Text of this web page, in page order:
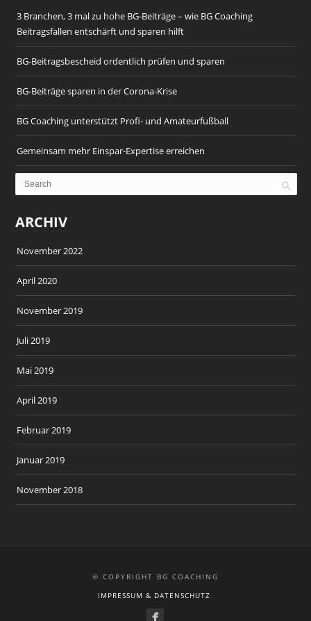
3 Branchen, 3 mal zu hohe BG-Beiträge – wie BG Coaching
Beitragsfallen entschärft und sparen hilft
BG-Beitragsbescheid ordentlich prüfen und sparen
BG-Beiträge sparen in der Corona-Krise
BG Coaching unterstützt Profi- und Amateurfußball
Gemeinsam mehr Einspar-Expertise erreichen
ARCHIV
November 2022
April 2020
November 2019
Juli 2019
Mai 2019
April 2019
Februar 2019
Januar 2019
November 2018
© COPYRIGHT BG COACHING
IMPRESSUM & DATENSCHUTZ